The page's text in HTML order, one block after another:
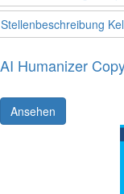
Stellenbeschreibung
AI Humanizer
Ansehen